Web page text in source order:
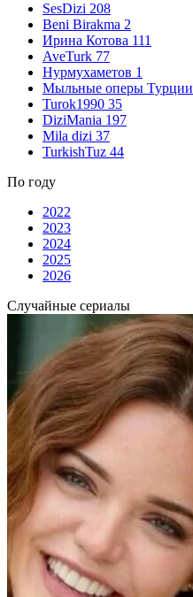
SesDizi 208
Beni Birakma 2
Ирина Котова 111
AveTurk 77
Нурмухаметов 1
Мыльные оперы Турции
Turok1990 35
DiziMania 197
Mila dizi 37
TurkishTuz 44
По году
2022
2023
2024
2025
2026
Случайные сериалы